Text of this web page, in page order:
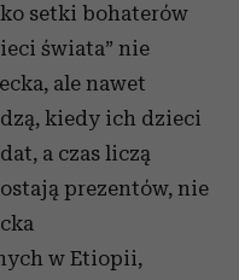
setki bohaterów
świata” nie
ale nawet
kiedy ich dzieci
a czas liczą
prezentów, nie
w Etiopii,